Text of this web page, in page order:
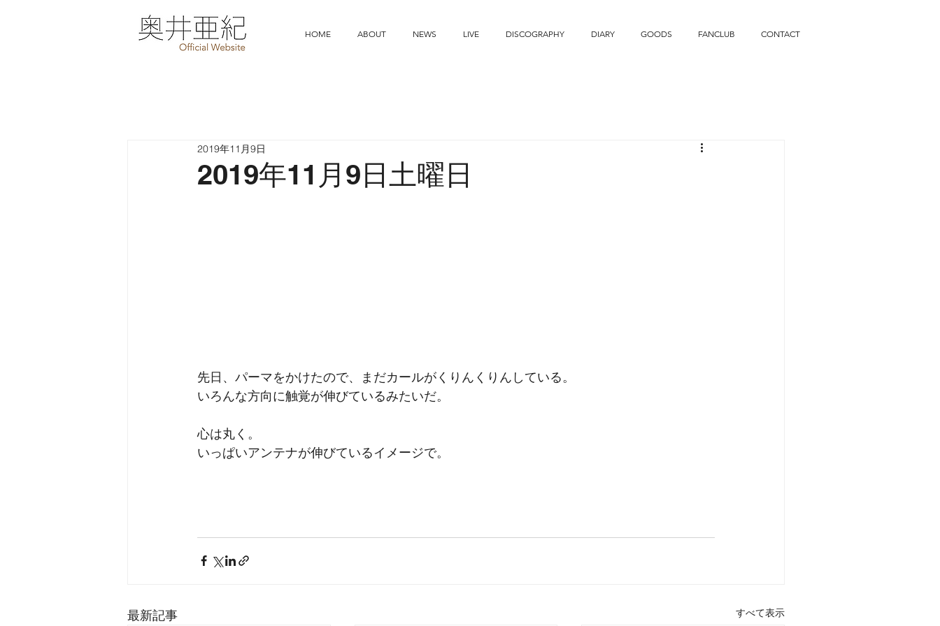
HOME ABOUT NEWS LIVE DISCOGRAPHY DIARY GOODS FANCLUB CONTACT
2019年11月9日土曜日
2019年11月9日
先日、パーマをかけたので、まだカールがくりんくりんしている。
いろんな方向に触覚が伸びているみたいだ。
心は丸く。
いっぱいアンテナが伸びているイメージで。
最新記事 すべて表示